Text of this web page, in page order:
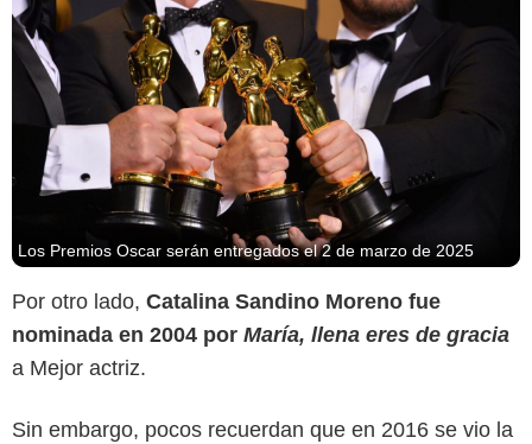
Los Premios Oscar serán entregados el 2 de marzo de 2025
Por otro lado, Catalina Sandino Moreno fue
nominada en 2004 por María, llena eres de gracia
a Mejor actriz.
Sin embargo, pocos recuerdan que en 2016 se vio la